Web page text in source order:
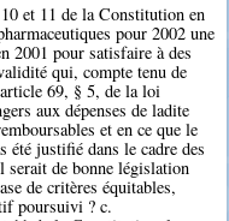
et 11 de la Constitution en
pour 2002 une
2001 pour satisfaire à des
qui, compte tenu de
69, § 5, de la loi
aux dépenses de ladite
et en ce que le
été justifié dans le cadre des
de bonne législation
de critères équitables,
poursuivi ? c.